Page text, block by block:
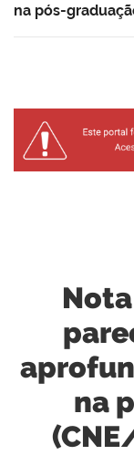
na pós-
na